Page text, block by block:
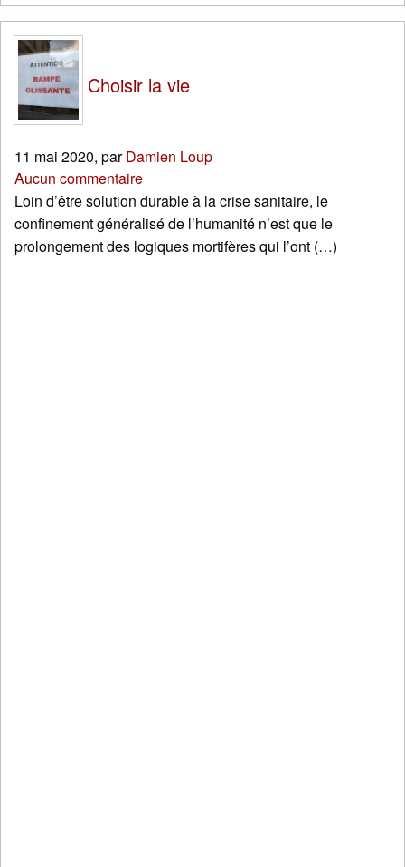
Choisir la vie
11 mai 2020, parDamien Loup
Aucun commentaire
Loin d’être solution durable à la crise sanitaire, le
confinement généralisé de l’humanité n’est que le
prolongement des logiques mortifères qui l’ont (…)